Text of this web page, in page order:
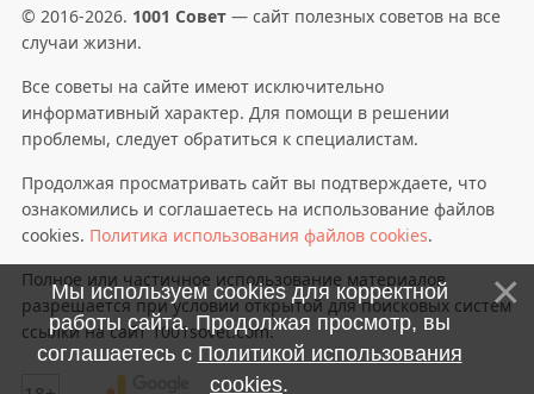
© 2016-2026. 1001 Совет— сайт полезных советов на все
случаи жизни.
Все советы на сайте имеют исключительно
информативный характер. Для помощи в решении
проблемы, следует обратиться к специалистам.
Продолжая просматривать сайт вы подтверждаете, что
ознакомились и соглашаетесь на использование файлов
cookies. Политика использования файлов cookies.
Полное или частичное использование материалов
разрешается при условии открытой для поисковых систем
ссылки на сайт 1001sovet.com.
Мы используем cookies для корректной
работы сайта. Продолжая просмотр, вы
соглашаетесь с Политикой использования
cookies.